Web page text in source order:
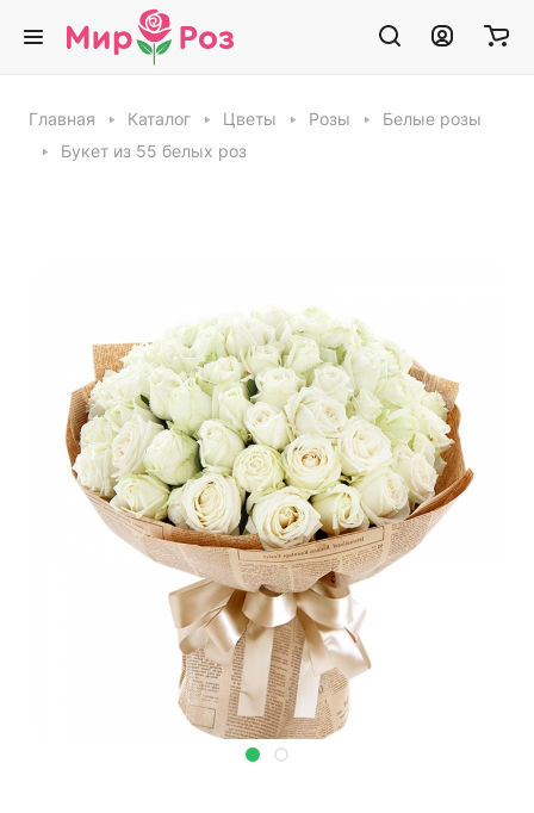
Главная Каталог Цветы Розы
Белые розы
Букет из 55 белых роз